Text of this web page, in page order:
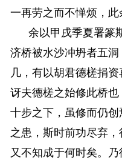
一再劳之而不惮烦，此
余以甲戌季夏署篆
济桥被水沙冲坍者五
几，有以胡君德槎捐资
讶夫德槎之始修此桥
十步之下，虽修而仍
之患，斯时前功尽弃，
又不知成于何时矣。